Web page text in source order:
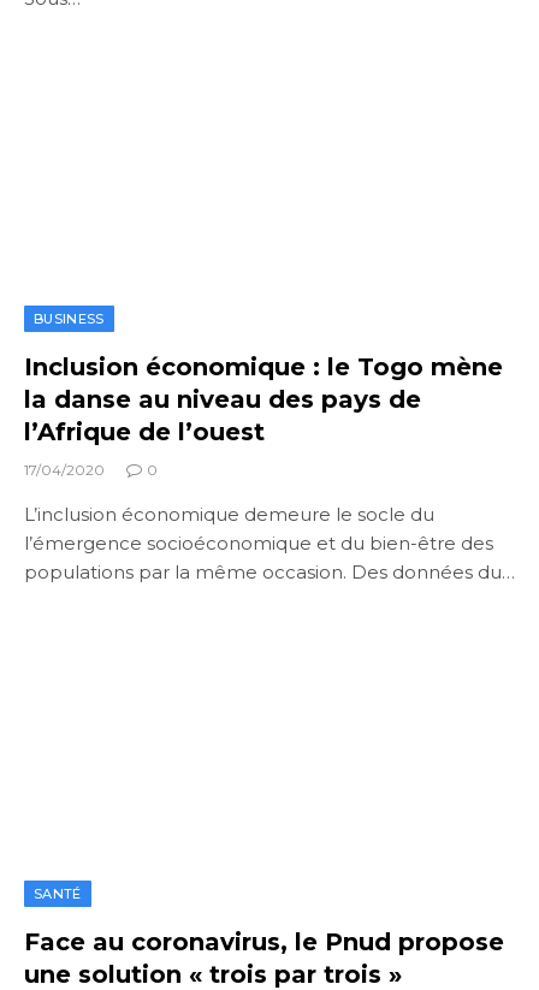
BUSINESS
Inclusion économique : le Togo mène
la danse au niveau des pays de
l’Afrique de l’ouest
17/04/2020 0
L’inclusion économique demeure le socle du
l’émergence socioéconomique et du bien-être des
populations par la même occasion. Des données du…
SANTÉ
Face au coronavirus, le Pnud propose
une solution « trois par trois »